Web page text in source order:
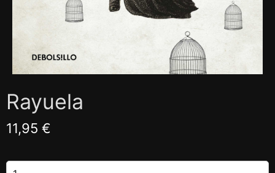
Rayuela
11,95 €